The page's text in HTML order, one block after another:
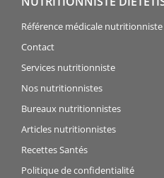
Référence médicale
Contact
Services nutritionniste
Nos nutritionnistes
Bureaux nutritionnistes
Articles nutritionnistes
Recettes Santés
Politique de confidentialité